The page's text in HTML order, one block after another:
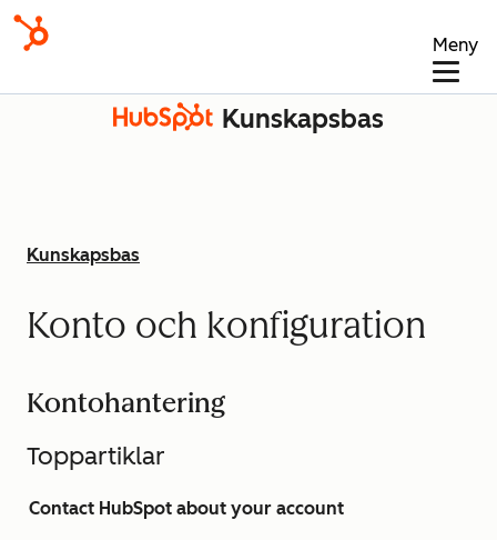
Meny
Kunskapsbas
Kunskapsbas
Konto och konfiguration
Kontohantering
Toppartiklar
Contact HubSpot about your account